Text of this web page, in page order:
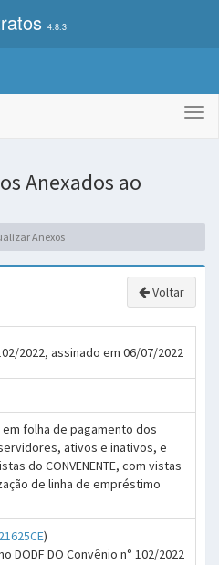
4.8.3
Anexados ao
Anexos
Voltar
2022, assinado em 06/07/2022
folha de pagamento dos
ativos e inativos, e
do CONVENENTE, com vistas
de linha de empréstimo
)
DODF DO Convênio n° 102/2022